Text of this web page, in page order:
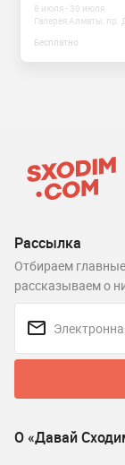
8 июля - 30 июля
Галерея Алматы, пр.
Бесплатно
Рассылка
Отбираем
рассказываем о
О «Давай